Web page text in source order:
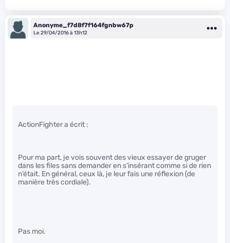
Anonyme_f7d8f7f164fgnbw67p
Le 29/04/2016 à 13h12
ActionFighter a écrit :
Pour ma part, je vois souvent des vieux essayer de gruger
dans les files sans demander en s’insérant comme si de rien
n’était. En général, ceux là, je leur fais une réflexion (de
manière très cordiale).
Pas moi.